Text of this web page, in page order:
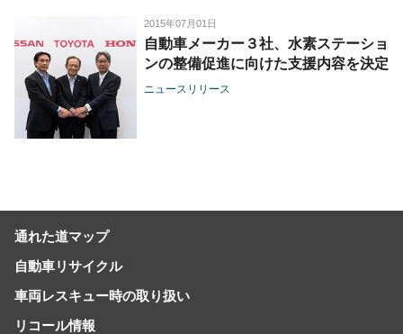
2015年07月01日
自動車メーカー３社、水素ステーショ
ンの整備促進に向けた支援内容を決定
ニュースリリース
通れた道マップ
自動車リサイクル
車両レスキュー時の取り扱い
リコール情報